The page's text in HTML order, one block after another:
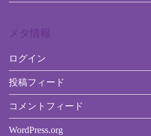
メタ情報
ログイン
投稿フィード
コメントフィード
WordPress.org